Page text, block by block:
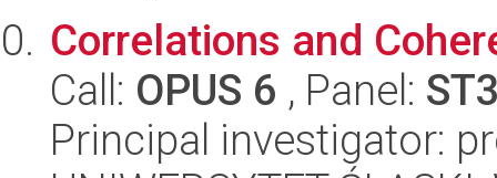
Correlations and
Call: OPUS 6 , Panel:
Principal investigator: